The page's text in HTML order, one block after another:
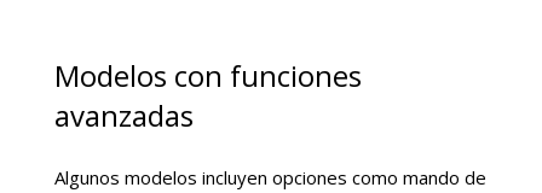
Modelos con funciones
avanzadas
Algunos modelos incluyen opciones como mando de